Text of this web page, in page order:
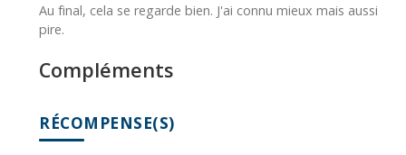
Au final, cela se regarde bien. J'ai connu mieux mais aussi
pire.
Compléments
RÉCOMPENSE(S)